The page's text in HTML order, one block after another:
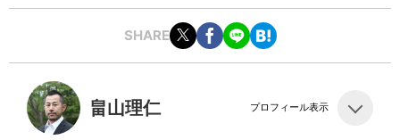
SHARE
畠山理仁 プロフィール表示